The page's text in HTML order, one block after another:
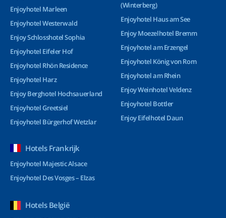
Enjoyhotel Marleen
Enjoyhotel Westerwald
Enjoy Schlosshotel Sophia
Enjoyhotel Eifeler Hof
Enjoyhotel Rhön Residence
Enjoyhotel Harz
Enjoy Berghotel Hochsauerland
Enjoyhotel Greetsiel
Enjoyhotel Bürgerhof Wetzlar
(Winterberg)
Enjoyhotel Haus am See
Enjoy Moezelhotel Bremm
Enjoyhotel am Erzengel
Enjoyhotel König von Rom
Enjoyhotel am Rhein
Enjoy Weinhotel Veldenz
Enjoyhotel Bottler
Enjoy Eifelhotel Daun
Hotels Frankrijk
Enjoyhotel Majestic Alsace
Enjoyhotel Des Vosges – Elzas
Hotels België